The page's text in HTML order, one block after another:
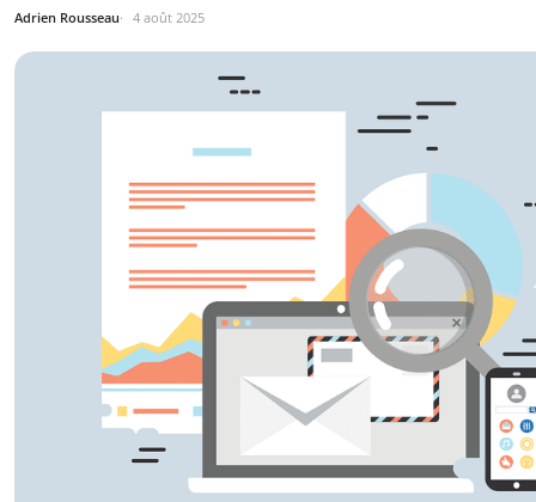
Adrien Rousseau 4 août 2025